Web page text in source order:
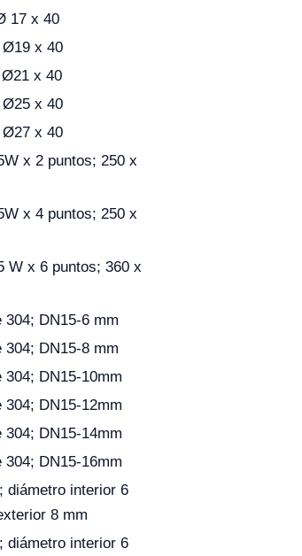
17 x 40
Ø19 x 40
x 40
Ø25 x 40
Ø27 x 40
x 2 puntos; 250 x
x 4 puntos; 250 x
W x 6 puntos; 360 x
DN15-6 mm
DN15-8 mm
DN15-10mm
DN15-12mm
DN15-14mm
DN15-16mm
diámetro interior 6
8 mm
diámetro interior 6